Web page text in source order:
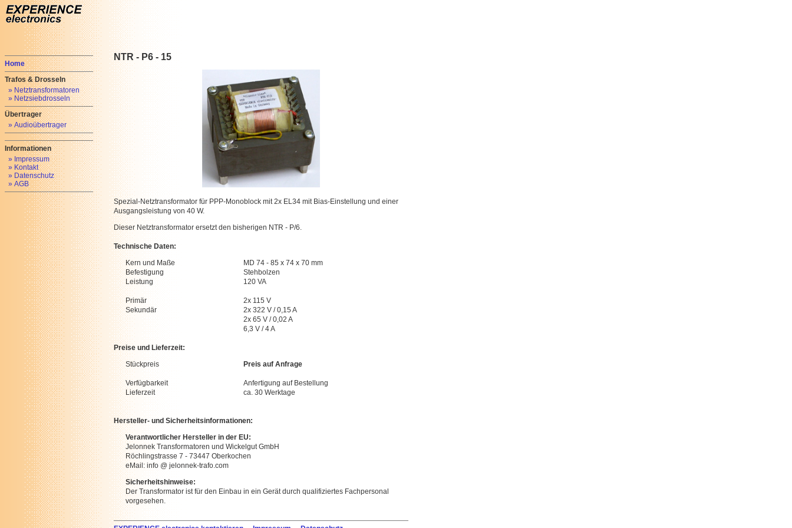
Home
Trafos & Drosseln
» Netztransformatoren
» Netzsiebdrosseln
Übertrager
» Audioübertrager
Informationen
» Impressum
» Kontakt
» Datenschutz
» AGB
NTR - P6 - 15
Spezial-Netztransformator für PPP-Monoblock mit 2x EL34 mit Bias-Einstellung und einer
Ausgangsleistung von 40 W.
Dieser Netztransformator ersetzt den bisherigen NTR - P/6.
Technische Daten:
Kern und Maße
MD 74 - 85 x 74 x 70 mm
Befestigung
Stehbolzen
Leistung
120 VA
Primär
2x 115 V
Sekundär
2x 322 V / 0,15 A
2x 65 V / 0,02 A
6,3 V / 4 A
Preise und Lieferzeit:
Stückpreis
Preis auf Anfrage
Verfügbarkeit
Anfertigung auf Bestellung
Lieferzeit
ca. 30 Werktage
Hersteller- und Sicherheitsinformationen:
Verantwortlicher Hersteller in der EU:
Jelonnek Transformatoren und Wickelgut GmbH
Röchlingstrasse 7 - 73447 Oberkochen
eMail: info @ jelonnek-trafo.com
Sicherheitshinweise:
Der Transformator ist für den Einbau in ein Gerät durch qualifiziertes Fachpersonal
vorgesehen.